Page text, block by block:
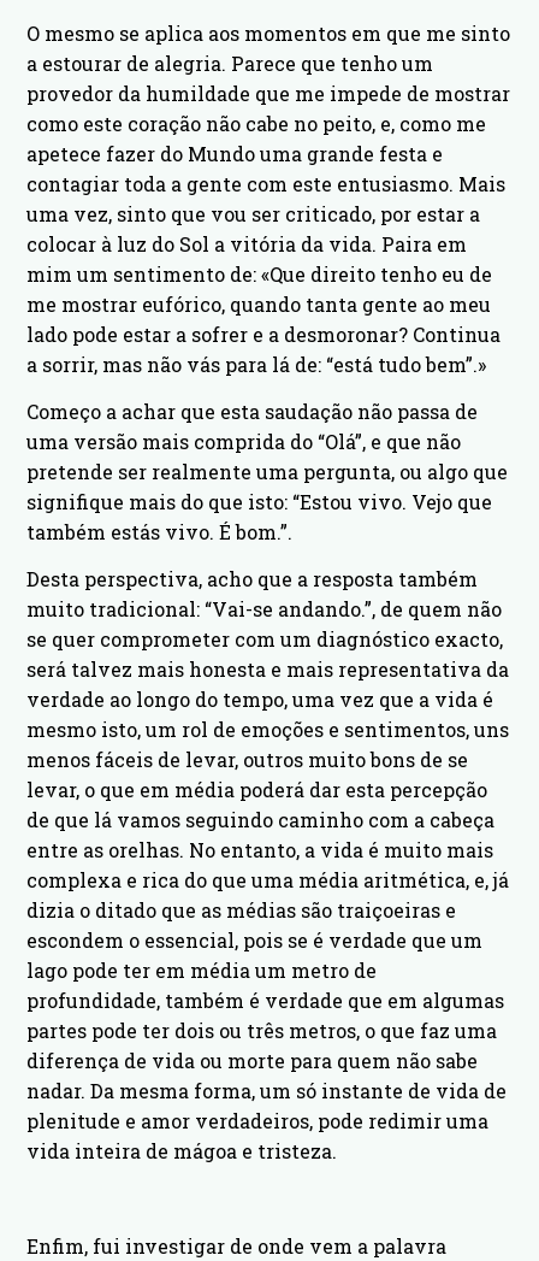
O mesmo se aplica aos momentos em que me sinto
a estourar de alegria. Parece que tenho um
provedor da humildade que me impede de mostrar
como este coração não cabe no peito, e, como me
apetece fazer do Mundo uma grande festa e
contagiar toda a gente com este entusiasmo. Mais
uma vez, sinto que vou ser criticado, por estar a
colocar à luz do Sol a vitória da vida. Paira em
mim um sentimento de: «Que direito tenho eu de
me mostrar eufórico, quando tanta gente ao meu
lado pode estar a sofrer e a desmoronar? Continua
a sorrir, mas não vás para lá de: “está tudo bem”.»
Começo a achar que esta saudação não passa de
uma versão mais comprida do “Olá”, e que não
pretende ser realmente uma pergunta, ou algo que
signifique mais do que isto: “Estou vivo. Vejo que
também estás vivo. É bom.”.
Desta perspectiva, acho que a resposta também
muito tradicional: “Vai-se andando.”, de quem não
se quer comprometer com um diagnóstico exacto,
será talvez mais honesta e mais representativa da
verdade ao longo do tempo, uma vez que a vida é
mesmo isto, um rol de emoções e sentimentos, uns
menos fáceis de levar, outros muito bons de se
levar, o que em média poderá dar esta percepção
de que lá vamos seguindo caminho com a cabeça
entre as orelhas. No entanto, a vida é muito mais
complexa e rica do que uma média aritmética, e, já
dizia o ditado que as médias são traiçoeiras e
escondem o essencial, pois se é verdade que um
lago pode ter em média um metro de
profundidade, também é verdade que em algumas
partes pode ter dois ou três metros, o que faz uma
diferença de vida ou morte para quem não sabe
nadar. Da mesma forma, um só instante de vida de
plenitude e amor verdadeiros, pode redimir uma
vida inteira de mágoa e tristeza.
Enfim, fui investigar de onde vem a palavra